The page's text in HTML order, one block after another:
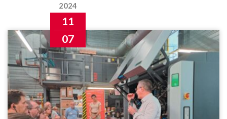
2024
11
07